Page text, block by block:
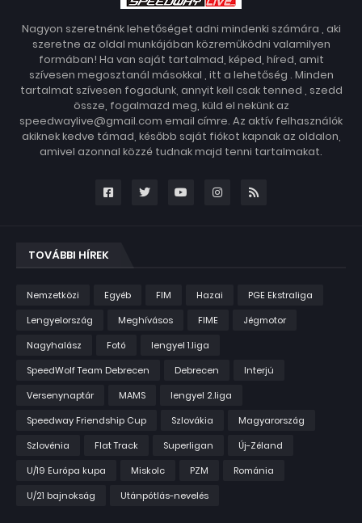
Nagyon szeretnénk lehetőséget adni mindenki számára , aki
szeretne az oldal munkájában közreműködni valamilyen
formában! Ha van saját tartalmad, képed, híred, amit
szívesen megosztanál másokkal , itt a lehetőség . Minden
tartalmat szívesen fogadunk, annyit kell csak tenned , szedd
össze, fogalmazd meg, küld el nekünk az
speedwaylive@gmail.com email címre. Az aktív felhasználók
akiknek kedve támad, később saját fiókot kapnak az oldalon,
amivel azonnal közzé tudnak majd tenni tartalmakat.
TOVÁBBI HÍREK
Nemzetközi Egyéb FIM Hazai
PGE Ekstraliga
Lengyelország
Meghívásos FIME
Jégmotor
Nagyhalász
Fotó
lengyel 1.liga
SpeedWolf Team Debrecen
Debrecen
Interjú
Versenynaptár
MAMS
lengyel 2.liga
Speedway Friendship Cup
Szlovákia
Magyarország
Szlovénia
Flat Track Superligan
Új-Zéland
U/19 Európa kupa
Miskolc PZM
Románia
U/21 bajnokság
Utánpótlás-nevelés